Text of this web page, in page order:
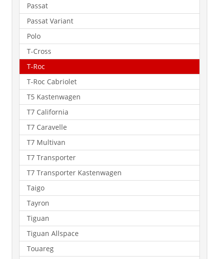
Passat
Passat Variant
Polo
T-Cross
T-Roc
T-Roc Cabriolet
T5 Kastenwagen
T7 California
T7 Caravelle
T7 Multivan
T7 Transporter
T7 Transporter Kastenwagen
Taigo
Tayron
Tiguan
Tiguan Allspace
Touareg